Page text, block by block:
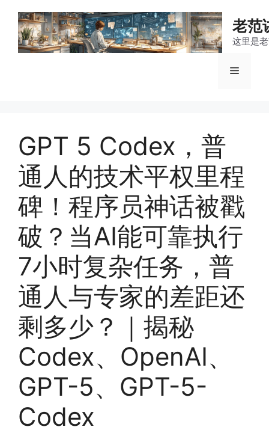
老范
这里是
菜
GPT 5 Codex，普
通人的技术平权里程
碑！程序员神话被戳
破？当AI能可靠执行
7小时复杂任务，普
通人与专家的差距还
剩多少？｜揭秘
Codex、OpenAI、
GPT-5、GPT-5-
Codex